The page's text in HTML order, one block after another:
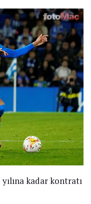
kadar kontratı